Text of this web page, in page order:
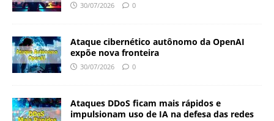
30/07/2026 0
Ataque cibernético autônomo da OpenAI
expõe nova fronteira
30/07/2026 0
Ataques DDoS ficam mais rápidos e
impulsionam uso de IA na defesa das redes